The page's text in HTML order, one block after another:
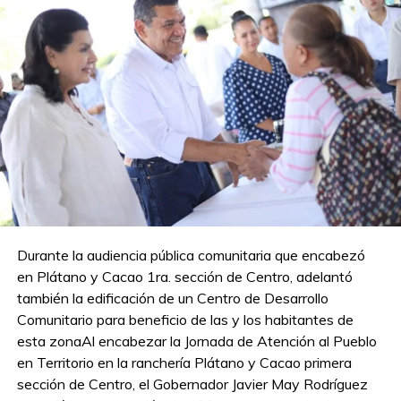
Como parte del programa, el doctor César Leal Cedillo,
profesor-investigador posdoctoral del Centro de Estudios
de Desarrollo Sustentable y Aprovechamiento de la Vida
Silvestre, presentó la exposición “Estrategias de
mitigación de interacción humano-cocodrilo en zonas
urbanas”, donde abordó medidas técnicas y comunitarias
para reducir conflictos.
Asimismo, Marco Antonio López Luna, investigador de la
División Académica de Ciencias Biológicas de la UJAT,
que Virginia Castellanos Padilla y Daniela Hernández
León, delegadas de las colonias Prados de Villahermosa y
Jesús García, respectivamente, compartieron propuestas
desde la perspectiva vecinal.
En este inicio de los diálogos también estuvo presente la
cuarta regidora y presidenta de la Comisión Edilicia de
Durante la audiencia pública comunitaria que encabezó
en Plátano y Cacao 1ra. sección de Centro, adelantó
también la edificación de un Centro de Desarrollo
Comunitario para beneficio de las y los habitantes de
esta zonaAl encabezar la Jornada de Atención al Pueblo
en Territorio en la ranchería Plátano y Cacao primera
sección de Centro, el Gobernador Javier May Rodríguez